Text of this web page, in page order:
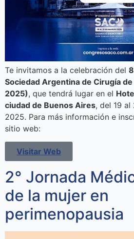
Te invitamos a la celebración del
Sociedad Argentina de Cirugía de
2025), que tendrá lugar en el
ciudad de Buenos Aires, del 19 al
2025. Para más información e
sitio web:
Visitar Web
2° Jornada
de la mujer en
perimenopausia